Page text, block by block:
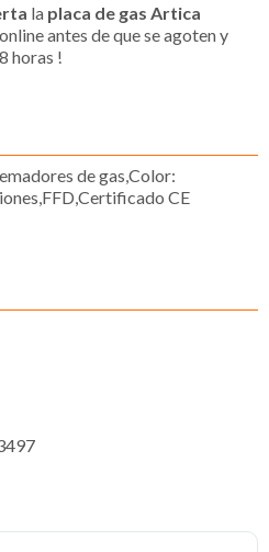
la placa de gas Artica
antes de que se agoten y
horas !
de gas,Color:
CE